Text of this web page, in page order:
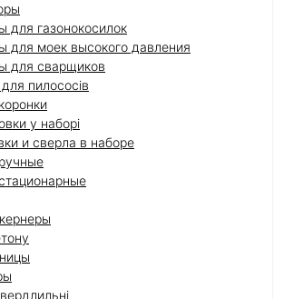
для газонокосилок
для моек высокого давления
для сварщиков
пилососів
у наборі
и сверла в наборе